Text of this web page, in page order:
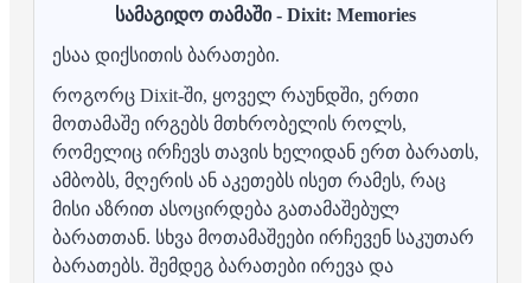
სამაგიდო თამაში - Dixit: Memories
ესაა დიქსითის ბარათები.
როგორც Dixit-ში, ყოველ რაუნდში, ერთი
მოთამაშე ირგებს მთხრობელის როლს,
რომელიც ირჩევს თავის ხელიდან ერთ ბარათს,
ამბობს, მღერის ან აკეთებს ისეთ რამეს, რაც
მისი აზრით ასოცირდება გათამაშებულ
ბარათთან. სხვა მოთამაშეები ირჩევენ საკუთარ
ბარათებს. შემდეგ ბარათები ირევა და